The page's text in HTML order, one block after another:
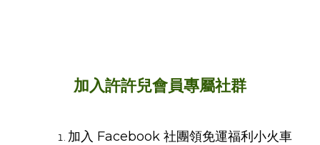
加入許許兒會員專屬社群
加入 Facebook 社團領免運福利小火車